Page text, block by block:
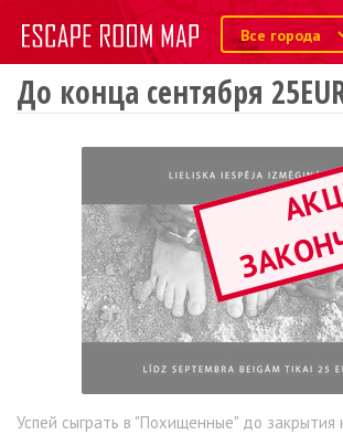
До конца сентября
Успей сыграть в "Похищенные" до закрытия